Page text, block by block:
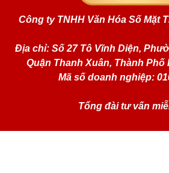
Công ty TNHH Văn Hóa Số Mặt
Địa chỉ: Số 27 Tô Vĩnh Diện,
Quận Thanh Xuân, Thành Phố
Mã số doanh nghiệp:
Tổng đài tư vấn